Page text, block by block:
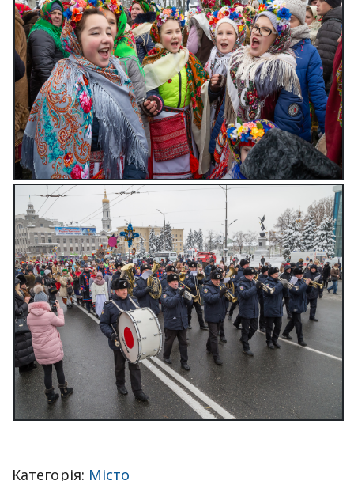
Категорія: Місто